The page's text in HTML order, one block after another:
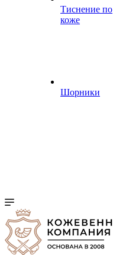
Тиснение по
коже
Шорники